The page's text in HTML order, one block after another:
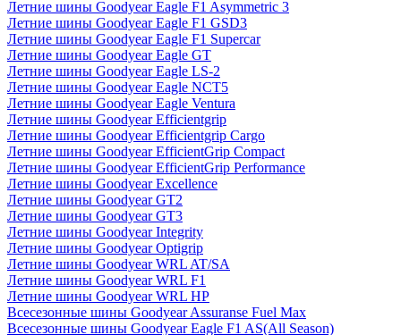
Летние шины Goodyear Eagle F1 Asymmetric 3
Летние шины Goodyear Eagle F1 GSD3
Летние шины Goodyear Eagle F1 Supercar
Летние шины Goodyear Eagle GT
Летние шины Goodyear Eagle LS-2
Летние шины Goodyear Eagle NCT5
Летние шины Goodyear Eagle Ventura
Летние шины Goodyear Efficientgrip
Летние шины Goodyear Efficientgrip Cargo
Летние шины Goodyear EfficientGrip Compact
Летние шины Goodyear EfficientGrip Performance
Летние шины Goodyear Excellence
Летние шины Goodyear GT2
Летние шины Goodyear GT3
Летние шины Goodyear Integrity
Летние шины Goodyear Optigrip
Летние шины Goodyear WRL AT/SA
Летние шины Goodyear WRL F1
Летние шины Goodyear WRL HP
Всесезонные шины Goodyear Assuranse Fuel Max
Всесезонные шины Goodyear Eagle F1 AS(All Season)